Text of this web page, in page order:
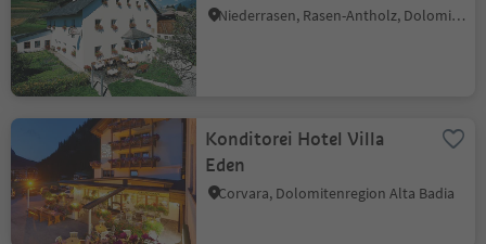
Niederrasen, Rasen-Antholz, Dolomitenregion Kronplatz
Konditorei Hotel Villa
Eden
Corvara, Dolomitenregion Alta Badia